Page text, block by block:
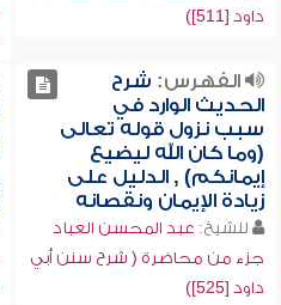
داود [511])
الفهرس: شرح
الحديث الوارد في
سبب نزول قوله تعالى
(وما كان الله ليضيع
إيمانكم) , الدليل على
زيادة الإيمان ونقصانه
للشيخ: عبد المحسن العباد
جزء من محاضرة ( شرح سنن أبي
داود [525])